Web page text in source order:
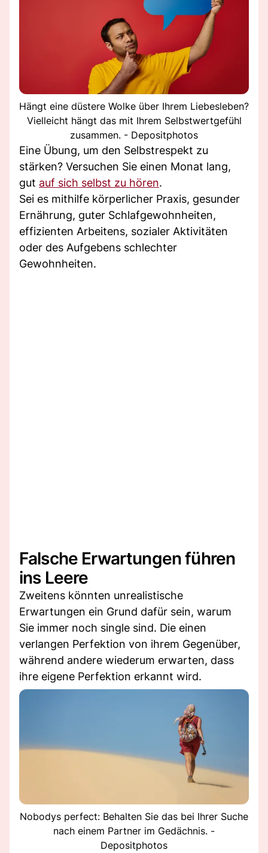
Hängt eine düstere Wolke über Ihrem Liebesleben?
Vielleicht hängt das mit Ihrem Selbstwertgefühl
zusammen. - Depositphotos
Eine Übung, um den Selbstrespekt zu
stärken? Versuchen Sie einen Monat lang,
gut auf sich selbst zu hören.
Sei es mithilfe körperlicher Praxis, gesunder
Ernährung, guter Schlafgewohnheiten,
effizienten Arbeitens, sozialer Aktivitäten
oder des Aufgebens schlechter
Gewohnheiten.
Falsche Erwartungen führen
ins Leere
Zweitens könnten unrealistische
Erwartungen ein Grund dafür sein, warum
Sie immer noch single sind. Die einen
verlangen Perfektion von ihrem Gegenüber,
während andere wiederum erwarten, dass
ihre eigene Perfektion erkannt wird.
Nobodys perfect: Behalten Sie das bei Ihrer Suche
nach einem Partner im Gedächnis. -
Depositphotos